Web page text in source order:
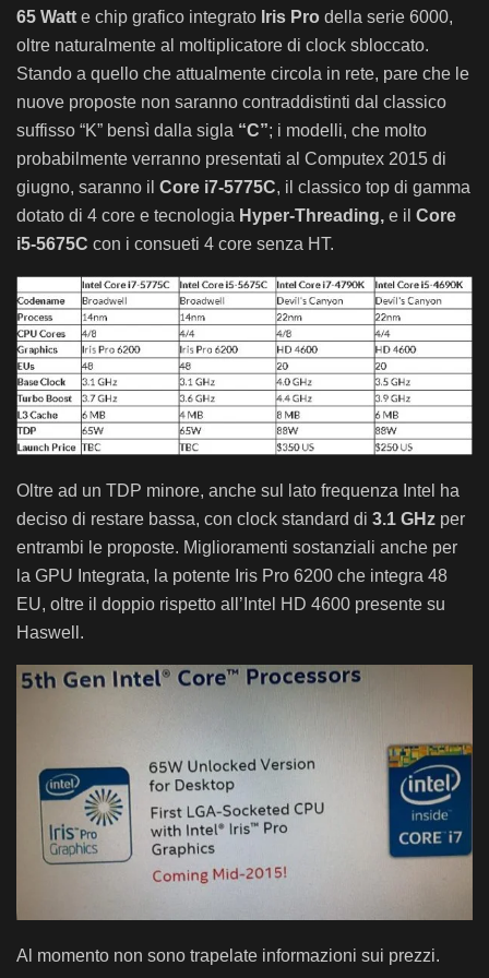
65 Watt e chip grafico integrato Iris Pro della serie 6000,
oltre naturalmente al moltiplicatore di clock sbloccato.
Stando a quello che attualmente circola in rete, pare che le
nuove proposte non saranno contraddistinti dal classico
suffisso “K” bensì dalla sigla “C”; i modelli, che molto
probabilmente verranno presentati al Computex 2015 di
giugno, saranno il Core i7-5775C, il classico top di gamma
dotato di 4 core e tecnologia Hyper-Threading, e il Core
i5-5675C con i consueti 4 core senza HT.
Oltre ad un TDP minore, anche sul lato frequenza Intel ha
deciso di restare bassa, con clock standard di 3.1 GHz per
entrambi le proposte. Miglioramenti sostanziali anche per
la GPU Integrata, la potente Iris Pro 6200 che integra 48
EU, oltre il doppio rispetto all’Intel HD 4600 presente su
Haswell.
Al momento non sono trapelate informazioni sui prezzi.